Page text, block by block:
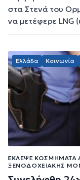
στα Στενά του
να μετέφερε LNG
Ελλάδα Κοινωνία
ΈΚΛΕΨΕ ΚΟΣΜΉΜΑΤΑ
ΞΕΝΟΔΟΧΕΙΑΚΉΣ